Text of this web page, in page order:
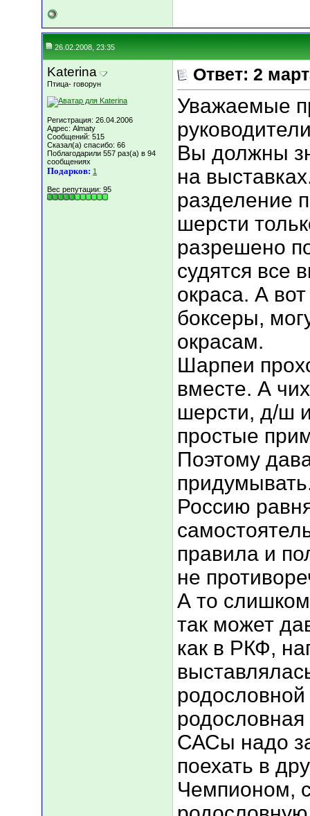
26.02.2008, 23:35
Katerina
Птица- говорун
Регистрация: 26.04.2006
Адрес: Almaty
Сообщений: 515
Сказал(а) спасибо: 66
Поблагодарили 557 раз(а) в 94
сообщениях
Подарков: 1
Вес репутации: 95
Ответ: 2
Уважаемые
Вы должны
на
разделение
шерсти
разрешено
судятся все
окраса. А
боксеры,
окрасам.
Шарпеи
вместе. А
шерсти, д/ш
простые
Поэтому
Россию
правила и
не
А то
так может
как в РКФ,
родословной
САСы надо
поехать в
Чемпионом,